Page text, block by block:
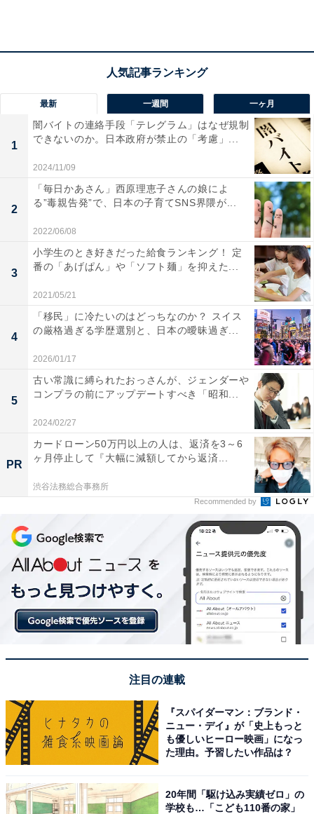
7月生まれの男の子の赤ちゃんに人気の「名前のよみ」ランキング
7月生まれの男の子の「名前のよみ」ランキングで1位を
獲得したのは、「はると」。2位は「みなと」、3位「あ
おと」「りく」でした。「はると」は2017年以降3年連
続で、人気のよみ1位をキープ。2021年も7カ月連続で月
間ランキング1位を獲得し、圧倒的な人気を見せていま
す。男の子では「陽向」「陽大」「陽太」「陽」「日
向」など、25種類の名前がありました。
7月に増加した名前の中でも注目したいのは「かい
と」。毎年夏生まれの男の子に特に多く名づけられるよ
みで、6月の18位から、7月は10位へ人気が急上昇。五輪
でのアスリートたちの勇姿とともに耳にしたNHK2020ソ
ングとして採用されている「嵐」の楽曲「カイト」が好
印象となり、ますます「かいと」人気に拍車をかけたの
かもしれません。「かいと」は「海翔」「海斗」「快
斗」「櫂都」など、26種類の名前で名づけられていまし
た。
最新 一週間 一ヶ月
1
闇バイトの連絡手段「テレグラム」はなぜ規制
できないのか。日本政府が禁止の「考慮」...
2024/11/09
2
「毎日かあさん」西原理恵子さんの娘によ
る”毒親告発”で、日本の子育てSNS界隈が...
2022/06/08
3
小学生のとき好きだった給食ランキング！ 定
番の「あげぱん」や「ソフト麺」を抑えた...
2021/05/21
4
「移民」に冷たいのはどっちなのか？ スイス
の厳格過ぎる学歴選別と、日本の曖昧過ぎ...
2026/01/17
5
古い常識に縛られたおっさんが、ジェンダーや
コンプラの前にアップデートすべき「昭和...
2024/02/27
PR
カードローン50万円以上の人は、返済を3～6
ヶ月停止して『大幅に減額してから返済...
渋谷法務総合事務所
Recommended by
注目の連載
『スパイダーマン：ブランド・
ニュー・デイ』が「史上もっと
も優しいヒーロー映画」になっ
た理由。予習したい作品は？
20年間「駆け込み実績ゼロ」の
学校も…「こども110番の家」